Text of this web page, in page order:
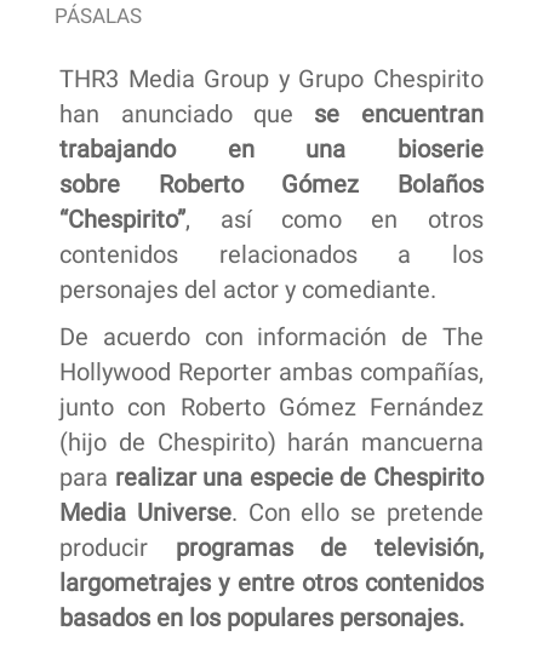
PÁSALAS
THR3 Media Group y Grupo Chespirito
han anunciado que se encuentran
trabajando en una bioserie
sobre Roberto Gómez Bolaños
“Chespirito”, así como en otros
contenidos relacionados a los
personajes del actor y comediante.
De acuerdo con información de The
Hollywood Reporter ambas compañías,
junto con Roberto Gómez Fernández
(hijo de Chespirito) harán mancuerna
para realizar una especie de Chespirito
Media Universe. Con ello se pretende
producir programas de televisión,
largometrajes y entre otros contenidos
basados en los populares personajes.